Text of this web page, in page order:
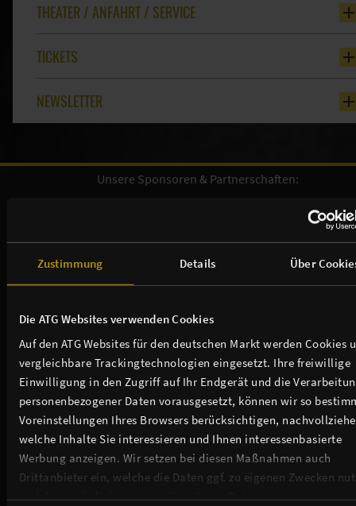
Zustimmung Details Über
Die ATG Websites verwenden Cookies
Auf den ATG Websites für den deutschen Markt werden Cookies
vergleichbare Trackingtechnologien eingesetzt. Ihre freiwillige
Einwilligung in den Zugriff auf Ihr Endgerät und die
personenbezogener Daten vorausgesetzt, können wir so
Voreinstellungen Ihres Browsers berücksichtigen,
welche Inhalte Sie interessieren und Ihnen interessenbasierte
Werbung anzeigen. Wir setzen bei diesen Maßnahmen auch
Drittanbieter ein, welche die Daten ggf. zu eigenen Zwecken
THEATER / ANFAHRT / SERVICE
TICKETS
NEWSLETTER
Unsere Sponsoren & Partnerschaften: